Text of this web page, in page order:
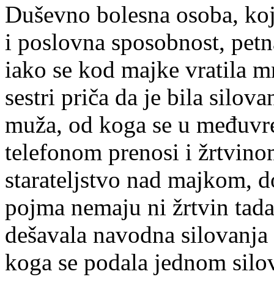
Duševno bolesna osoba,
i poslovna sposobnost,
iako se kod majke vratila
sestri priča da je bila
muža, od koga se u
telefonom prenosi i
starateljstvo nad majkom,
pojma nemaju ni žrtvin
dešavala navodna
koga se podala jednom